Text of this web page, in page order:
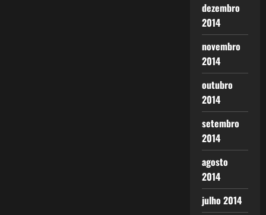
dezembro
2014
novembro
2014
outubro
2014
setembro
2014
agosto
2014
julho 2014